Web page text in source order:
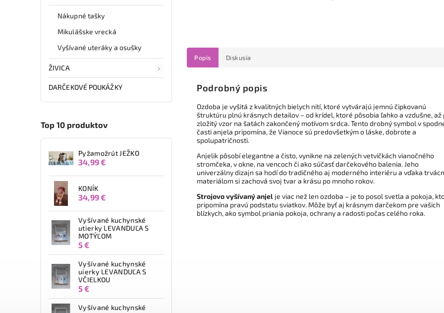
Nákupné tašky
Mikulášske vrecká
Vyšívané uteráky a osušky
ŽIVICA
DARČEKOVÉ POUKÁŽKY
Top 10 produktov
Pyžamožrút JEŽKO
34,99 €
KONÍK
34,99 €
Vyšívané kuchynské
utierky LEVANDUĽA S
MOTÝĽOM
5 €
Vyšívané kuchynské
uierky LEVANDUĽA S
VČIELKOU
5 €
Vyšívané kuchynské
Popis Diskusia
Podrobný popis
Ozdoba je vyšitá z kvalitných bielych nití, ktoré vytvárajú jemnú čipkovanú
štruktúru plnú krásnych detailov – od krídel, ktoré pôsobia ľahko a vzdušne, až
zložitý vzor na šatách zakončený motívom srdca. Tento drobný symbol v
časti anjela pripomína, že Vianoce sú predovšetkým o láske, dobrote a
spolupatričnosti.
Anjelik pôsobí elegantne a čisto, vynikne na zelených vetvičkách vianočného
stromčeka, v okne, na vencoch či ako súčasť darčekového balenia. Jeho
univerzálny dizajn sa hodí do tradičného aj moderného interiéru a vďaka
materiálom si zachová svoj tvar a krásu po mnoho rokov.
Strojovo vyšívaný anjel je viac než len ozdoba – je to posol svetla a pokoja,
pripomína pravú podstatu sviatkov. Môže byť aj krásnym darčekom pre vašich
blízkych, ako symbol priania pokoja, ochrany a radosti počas celého roka.